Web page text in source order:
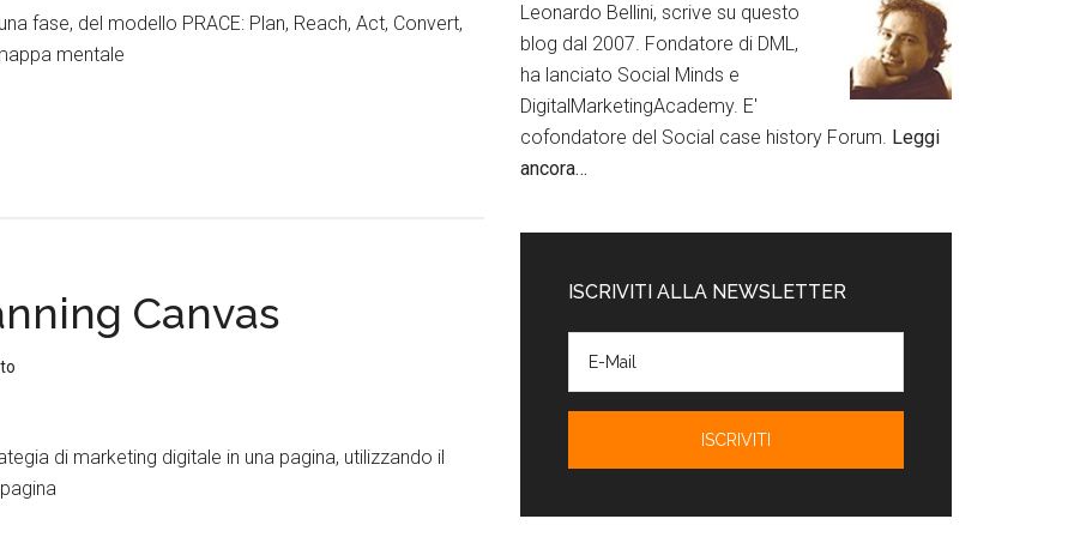
fase, del modello PRACE: Plan, Reach, Act, Convert,
mentale
Canvas
di marketing digitale in una pagina, utilizzando il
Leonardo Bellini, scrive su questo
blog dal 2007. Fondatore di DML,
ha lanciato Social Minds e
DigitalMarketingAcademy. E'
cofondatore del Social case history Forum. Leggi
ancora…
ISCRIVITI ALLA NEWSLETTER